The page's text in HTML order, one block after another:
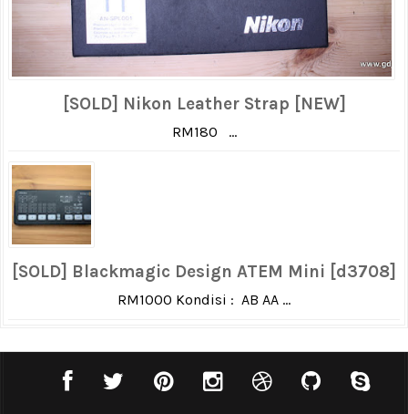
[SOLD] Nikon Leather Strap [NEW]
RM180 ...
[SOLD] Blackmagic Design ATEM Mini [d3708]
RM1000 Kondisi : AB AA ...